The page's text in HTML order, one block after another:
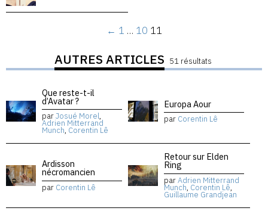
← 1 … 10 11
AUTRES ARTICLES 51 résultats
Que reste-t-il
d’Avatar ?
parJosué Morel,
Adrien Mitterrand
Munch, Corentin Lê
Europa Aour
par Corentin Lê
Ardisson
nécromancien
par Corentin Lê
Retour sur Elden
Ring
parAdrien Mitterrand
Munch, Corentin Lê,
Guillaume Grandjean